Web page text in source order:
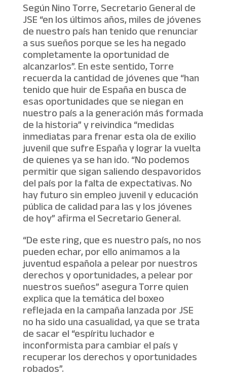
Según Nino Torre, Secretario General de
JSE “en los últimos años, miles de jóvenes
de nuestro país han tenido que renunciar
a sus sueños porque se les ha negado
completamente la oportunidad de
alcanzarlos”. En este sentido, Torre
recuerda la cantidad de jóvenes que “han
tenido que huir de España en busca de
esas oportunidades que se niegan en
nuestro país a la generación más formada
de la historia” y reivindica “medidas
inmediatas para frenar esta ola de exilio
juvenil que sufre España y lograr la vuelta
de quienes ya se han ido. “No podemos
permitir que sigan saliendo despavoridos
del país por la falta de expectativas. No
hay futuro sin empleo juvenil y educación
pública de calidad para las y los jóvenes
de hoy” afirma el Secretario General.
“De este ring, que es nuestro país, no nos
pueden echar, por ello animamos a la
juventud española a pelear por nuestros
derechos y oportunidades, a pelear por
nuestros sueños” asegura Torre quien
explica que la temática del boxeo
reflejada en la campaña lanzada por JSE
no ha sido una casualidad, ya que se trata
de sacar el “espíritu luchador e
inconformista para cambiar el país y
recuperar los derechos y oportunidades
robados”.